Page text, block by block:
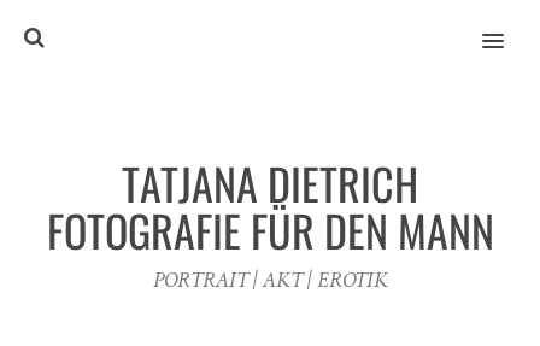
MENU
TATJANA DIETRICH
FOTOGRAFIE FÜR DEN MANN
PORTRAIT | AKT | EROTIK